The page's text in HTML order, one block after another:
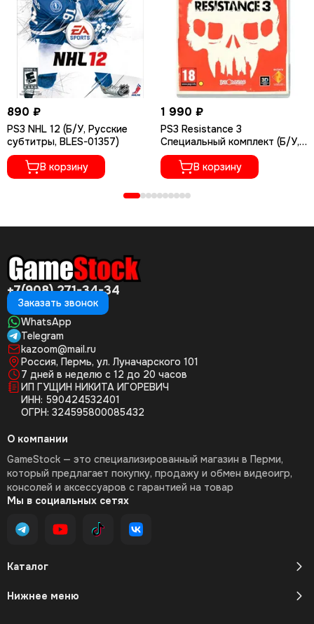
890 ₽
PS3 NHL 12 (Б/У, Русские
субтитры, BLES-01357)
В корзину
1 990 ₽
PS3 Resistance 3
Специальный комплект (Б/У,
Полностью на русском языке,
BCES-01118)В корзину
+7(908) 271-34-34
Заказать звонок
WhatsApp
Telegram
kazoom@mail.ru
Россия, Пермь, ул. Луначарского 101
7 дней в неделю с 12 до 20 часов
ИП ГУЩИН НИКИТА ИГОРЕВИЧ
ИНН: 590424532401
ОГРН: 324595800085432
Каталог
Нижнее меню
О компании
GameStock — это специализированный магазин в Перми,
который предлагает покупку, продажу и обмен видеоигр,
консолей и аксессуаров с гарантией на товар
Мы в социальных сетях